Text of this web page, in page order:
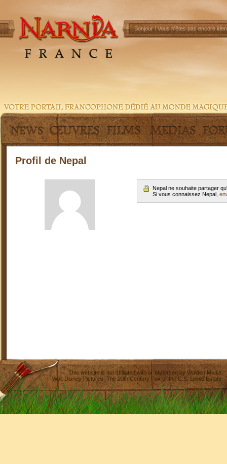
Bonjour !Vous n'êtes pas encore
Profil de Nepal
Nepal ne souhaite partager
Si vous connaissez Nepal,
This website is not affiliated with or endorsed byWalden Media
Walt Disney Pictures,The 20th Century Fox or the C.S. Lewis Estate.